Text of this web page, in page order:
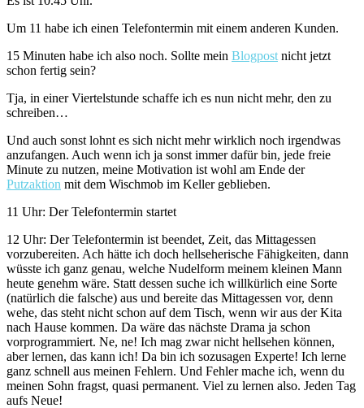
Um 11 habe ich einen Telefontermin mit einem anderen Kunden.
15 Minuten habe ich also noch. Sollte mein Blogpost nicht jetzt
schon fertig sein?
Tja, in einer Viertelstunde schaffe ich es nun nicht mehr, den zu
schreiben…
Und auch sonst lohnt es sich nicht mehr wirklich noch irgendwas
anzufangen. Auch wenn ich ja sonst immer dafür bin, jede freie
Minute zu nutzen, meine Motivation ist wohl am Ende der
Putzaktion mit dem Wischmob im Keller geblieben.
11 Uhr: Der Telefontermin startet
12 Uhr: Der Telefontermin ist beendet, Zeit, das Mittagessen
vorzubereiten. Ach hätte ich doch hellseherische Fähigkeiten, dann
wüsste ich ganz genau, welche Nudelform meinem kleinen Mann
heute genehm wäre. Statt dessen suche ich willkürlich eine Sorte
(natürlich die falsche) aus und bereite das Mittagessen vor, denn
wehe, das steht nicht schon auf dem Tisch, wenn wir aus der Kita
nach Hause kommen. Da wäre das nächste Drama ja schon
vorprogrammiert. Ne, ne! Ich mag zwar nicht hellsehen können,
aber lernen, das kann ich! Da bin ich sozusagen Experte! Ich lerne
ganz schnell aus meinen Fehlern. Und Fehler mache ich, wenn du
meinen Sohn fragst, quasi permanent. Viel zu lernen also. Jeden Tag
aufs Neue!